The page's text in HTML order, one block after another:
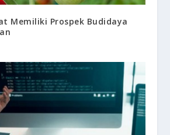
Memiliki Prospek Budidaya